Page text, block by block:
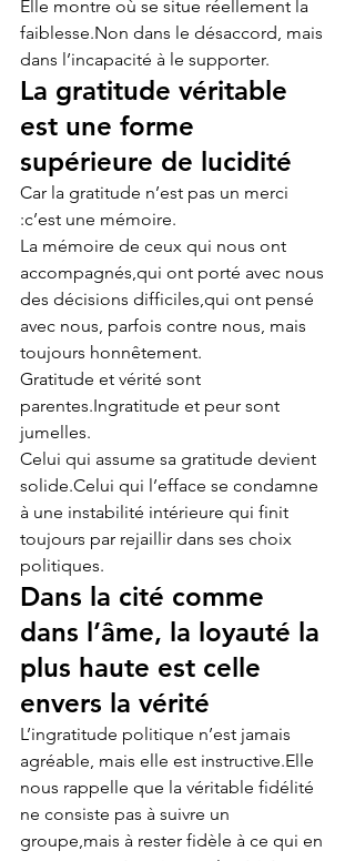
Elle montre où se situe réellement la
faiblesse.Non dans le désaccord, mais
dans l’incapacité à le supporter.
La gratitude véritable
est une forme
supérieure de lucidité
Car la gratitude n’est pas un merci
:c’est une mémoire.
La mémoire de ceux qui nous ont
accompagnés,qui ont porté avec nous
des décisions difficiles,qui ont pensé
avec nous, parfois contre nous, mais
toujours honnêtement.
Gratitude et vérité sont
parentes.Ingratitude et peur sont
jumelles.
Celui qui assume sa gratitude devient
solide.Celui qui l’efface se condamne
à une instabilité intérieure qui finit
toujours par rejaillir dans ses choix
politiques.
Dans la cité comme
dans l’âme, la loyauté la
plus haute est celle
envers la vérité
L’ingratitude politique n’est jamais
agréable, mais elle est instructive.Elle
nous rappelle que la véritable fidélité
ne consiste pas à suivre un
groupe,mais à rester fidèle à ce qui en